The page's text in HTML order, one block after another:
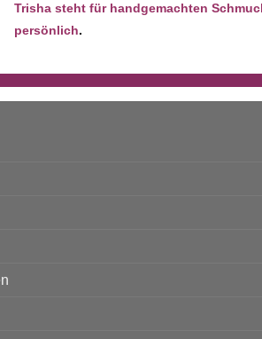
Trisha steht für handgemachten
persönlich.